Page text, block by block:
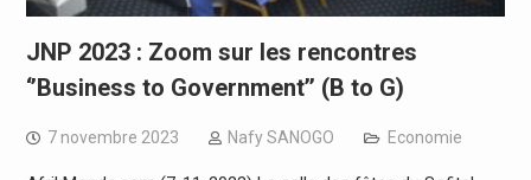
JNP 2023 : Zoom sur les rencontres
‘’Business to Government’’ (B to G)
7 novembre 2023 Nafy SANOGO Economie